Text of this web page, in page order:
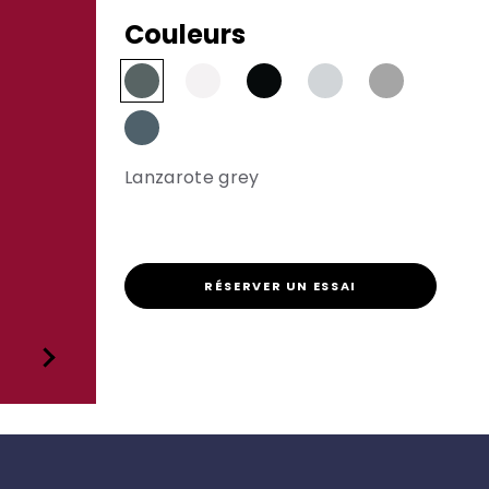
Couleurs
Lanzarote grey
RÉSERVER UN ESSAI